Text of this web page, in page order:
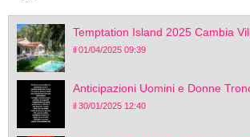
Temptation Island 2025 Cambia
il 01/04/2025 09:39
Anticipazioni Uomini e Donne
il 30/01/2025 12:40